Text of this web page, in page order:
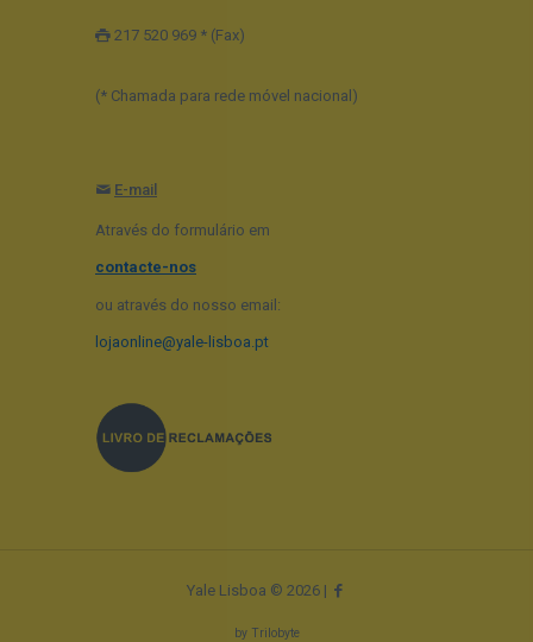
217 520 969 * (Fax)
(* Chamada para rede móvel nacional)
E-mail
Através do formulário em
contacte-nos
ou através do nosso email:
lojaonline@yale-lisboa.pt
Yale Lisboa © 2026 |
by Trilobyte